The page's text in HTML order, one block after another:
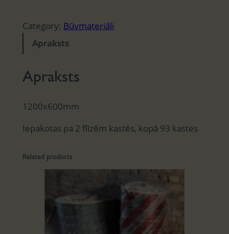
Category: Būvmateriāli
Apraksts
Apraksts
1200x600mm
Iepakotas pa 2 flīzēm kastēs, kopā 93 kastes
Related products